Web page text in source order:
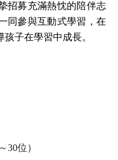
招募充滿熱忱的陪伴志
同參與互動式學習，在
子在學習中成長。
30位）